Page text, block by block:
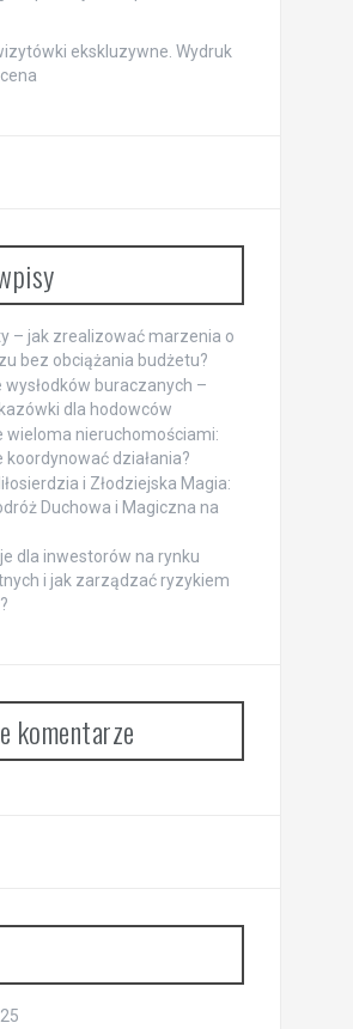
ekskluzywne. Wydruk
– jak zrealizować marzenia o
bez obciążania budżetu?
wysłodków buraczanych –
dla hodowców
wieloma nieruchomościami:
działania?
i Złodziejska Magia:
Duchowa i Magiczna na
dla inwestorów na rynku
i jak zarządzać ryzykiem
komentarze